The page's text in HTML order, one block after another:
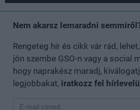
Nem akarsz lemaradni
Rengeteg hír és cikk vár rád,
jön szembe GSO-n vagy a social
hogy naprakész maradj,
legjobbakat, iratkozz fel